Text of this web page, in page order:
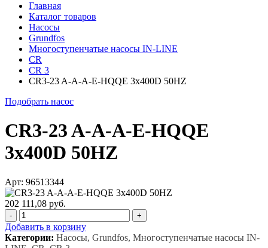
Главная
Каталог товаров
Насосы
Grundfos
Многоступенчатые насосы IN-LINE
CR
CR 3
CR3-23 A-A-A-E-HQQE 3x400D 50HZ
Подобрать насос
CR3-23 A-A-A-E-HQQE
3x400D 50HZ
Арт: 96513344
202 111,08 руб.
- +
Добавить в корзину
Категории: Насосы, Grundfos, Многоступенчатые насосы IN-